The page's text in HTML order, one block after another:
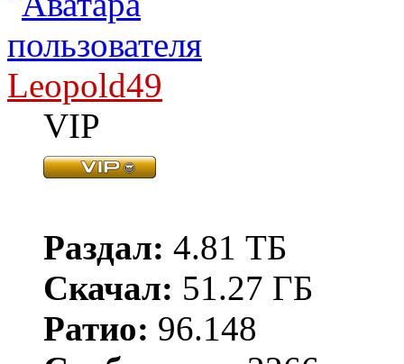
Leopold49
VIP
Раздал: 4.81 ТБ
Скачал: 51.27 ГБ
Ратио: 96.148